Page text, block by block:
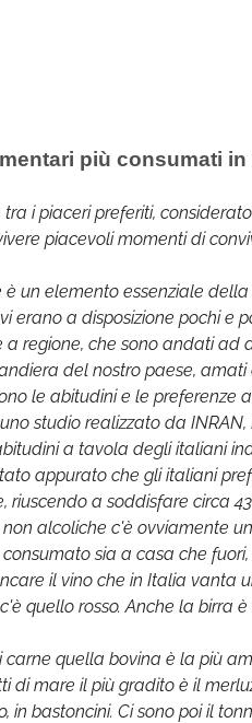
più consumati in
i piaceri preferiti,
piacevoli momenti di
è un elemento essenziale
erano a disposizione pochi e
a regione, che sono andati
del nostro paese,
le abitudini e le preferenze
studio realizzato da
a tavola degli italiani
appurato che gli italiani
riuscendo a soddisfare circa
alcoliche c'è ovviamente
sia a casa che
il vino che in Italia vanta
quello rosso. Anche la birra
carne quella bovina è la più
di mare il più gradito è il
in bastoncini. Ci sono poi il